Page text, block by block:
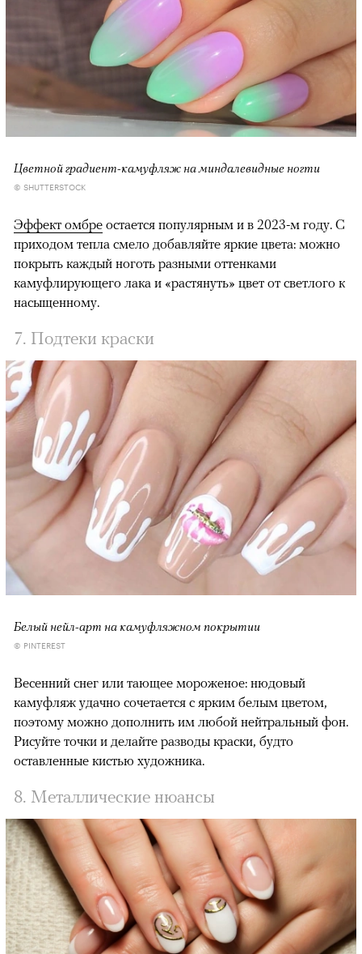
Цветной градиент-камуфляж на миндалевидные ногти
© SHUTTERSTOCK
Эффект омбре остается популярным и в 2023-м году. С
приходом тепла смело добавляйте яркие цвета: можно
покрыть каждый ноготь разными оттенками
камуфлирующего лака и «растянуть» цвет от светлого к
насыщенному.
7. Подтеки краски
Белый нейл-арт на камуфляжном покрытии
© PINTEREST
Весенний снег или тающее мороженое: нюдовый
камуфляж удачно сочетается с ярким белым цветом,
поэтому можно дополнить им любой нейтральный фон.
Рисуйте точки и делайте разводы краски, будто
оставленные кистью художника.
8. Металлические нюансы